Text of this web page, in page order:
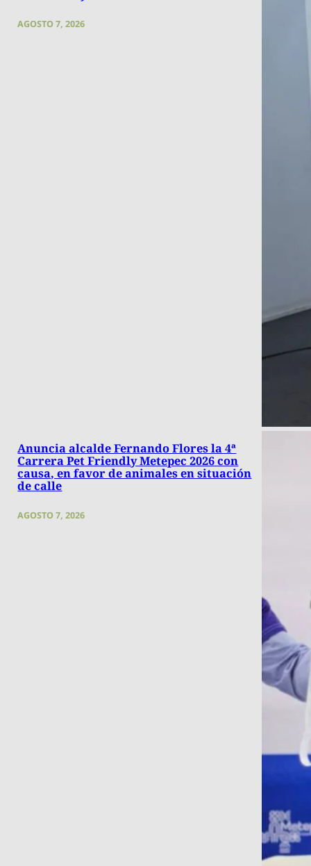
AGOSTO 7, 2026
Anuncia alcalde Fernando Flores la 4ª
Carrera Pet Friendly Metepec 2026 con
causa, en favor de animales en situación
de calle
AGOSTO 7, 2026